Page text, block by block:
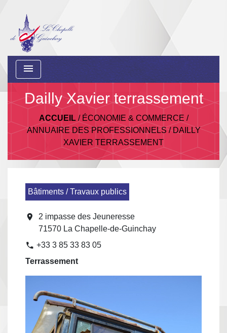
menu
Dailly Xavier terrassement
ACCUEIL/ ÉCONOMIE & COMMERCE /
ANNUAIRE DES PROFESSIONNELS/DAILLY
XAVIER TERRASSEMENT
Bâtiments / Travaux publics
location_on
2 impasse des Jeuneresse
71570 La Chapelle-de-Guinchay
phone +33 3 85 33 83 05
Terrassement